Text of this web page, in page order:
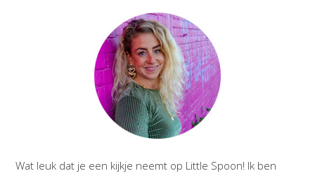
Wat leuk dat je een kijkje neemt op Little Spoon! Ik ben